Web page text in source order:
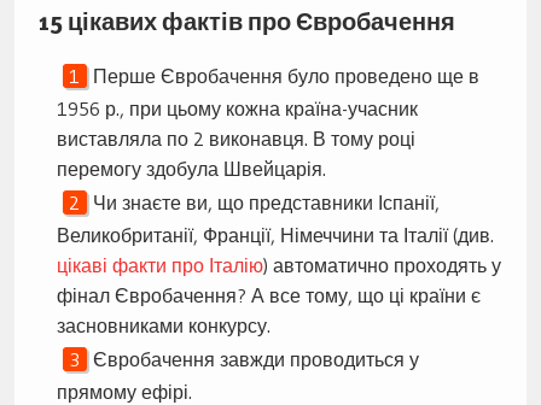
15 цікавих фактів про Євробачення
Перше Євробачення було проведено ще в
1956 р., при цьому кожна країна-учасник
виставляла по 2 виконавця. В тому році
перемогу здобула Швейцарія.
Чи знаєте ви, що представники Іспанії,
Великобританії, Франції, Німеччини та Італії (див.
цікаві факти про Італію) автоматично проходять у
фінал Євробачення? А все тому, що ці країни є
засновниками конкурсу.
Євробачення завжди проводиться у
прямому ефірі.